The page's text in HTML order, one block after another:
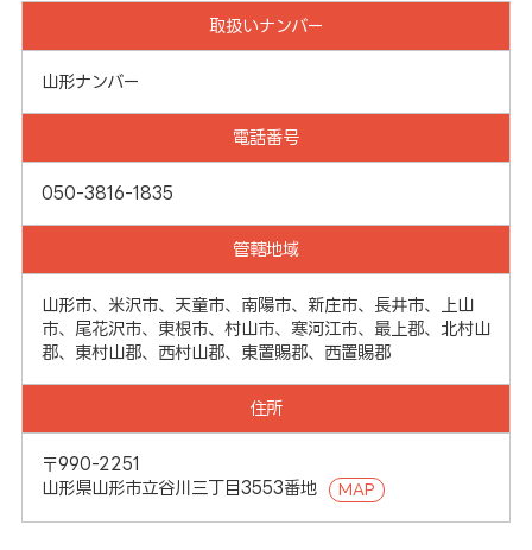
取扱いナンバー
山形ナンバー
電話番号
050-3816-1835
管轄地域
山形市、米沢市、天童市、南陽市、新庄市、長井市、上山
市、尾花沢市、東根市、村山市、寒河江市、最上郡、北村山
郡、東村山郡、西村山郡、東置賜郡、西置賜郡
住所
〒990-2251
山形県山形市立谷川三丁目3553番地
MAP